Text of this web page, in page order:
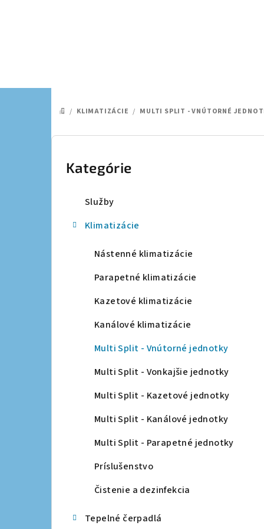
DOMOV
/ KLIMATIZÁCIE / MULTI SPLIT - VNÚTORNÉ
Preskočiť
kategórie
Kategórie
Služby
Klimatizácie
Nástenné klimatizácie
Parapetné klimatizácie
Kazetové klimatizácie
Kanálové klimatizácie
Multi Split - Vnútorné jednotky
Multi Split - Vonkajšie jednotky
Multi Split - Kazetové jednotky
Multi Split - Kanálové jednotky
Multi Split - Parapetné jednotky
Príslušenstvo
Čistenie a dezinfekcia
Tepelné čerpadlá